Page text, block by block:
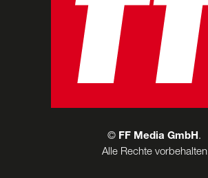
© FF Media GmbH .
Alle Rechte vorbehalten